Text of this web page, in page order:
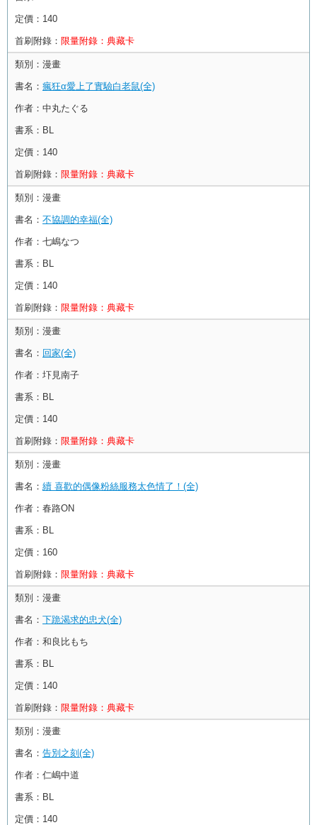
定價： 140
首刷附錄： 限量附錄：典藏卡
類別： 漫畫
書名： 瘋狂α愛上了實驗白老鼠(全)
作者： 中丸たぐる
書系： BL
定價： 140
首刷附錄： 限量附錄：典藏卡
類別： 漫畫
書名： 不協調的幸福(全)
作者： 七嶋なつ
書系： BL
定價： 140
首刷附錄： 限量附錄：典藏卡
類別： 漫畫
書名： 回家(全)
作者： 圷見南子
書系： BL
定價： 140
首刷附錄： 限量附錄：典藏卡
類別： 漫畫
書名： 續 喜歡的偶像粉絲服務太色情了！(全)
作者： 春路ON
書系： BL
定價： 160
首刷附錄： 限量附錄：典藏卡
類別： 漫畫
書名： 下跪渴求的忠犬(全)
作者： 和良比もち
書系： BL
定價： 140
首刷附錄： 限量附錄：典藏卡
類別： 漫畫
書名： 告別之刻(全)
作者： 仁嶋中道
書系： BL
定價： 140